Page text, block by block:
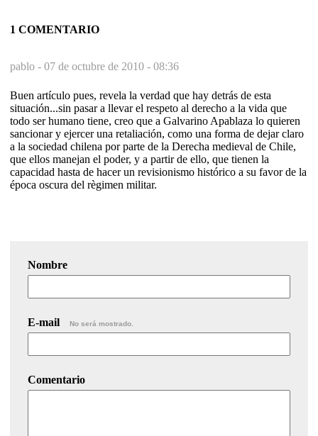
1 COMENTARIO
pablo - 07 de octubre de 2010 - 08:36
Buen artículo pues, revela la verdad que hay detrás de esta
situación...sin pasar a llevar el respeto al derecho a la vida que
todo ser humano tiene, creo que a Galvarino Apablaza lo quieren
sancionar y ejercer una retaliación, como una forma de dejar claro
a la sociedad chilena por parte de la Derecha medieval de Chile,
que ellos manejan el poder, y a partir de ello, que tienen la
capacidad hasta de hacer un revisionismo histórico a su favor de la
época oscura del règimen militar.
Nombre
E-mail No será mostrado.
Comentario